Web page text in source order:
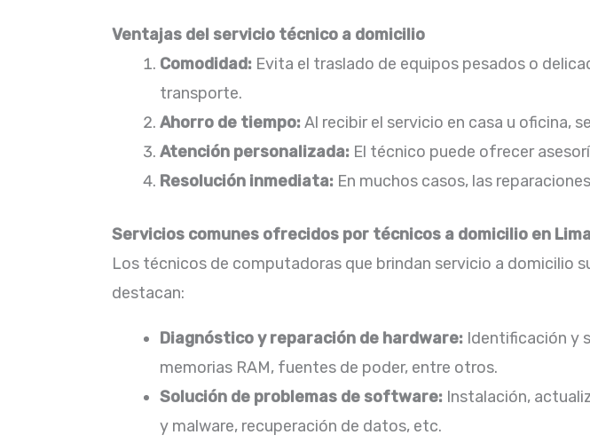
Ventajas del servicio técnico a domicilio
Comodidad: Evita el traslado de equipos pesados o
transporte.​
Ahorro de tiempo:Al recibir el servicio en casa u oficina,
Atención personalizada: El técnico puede ofrecer
Resolución inmediata: En muchos casos, las
Servicios comunes ofrecidos por técnicos a domicilio en
Los técnicos de computadoras que brindan servicio a domicilio
destacan:​
Diagnóstico y reparación de hardware: Identificación y
memorias RAM, fuentes de poder, entre otros.​
Solución de problemas de software: Instalación,
y malware, recuperación de datos, etc.​